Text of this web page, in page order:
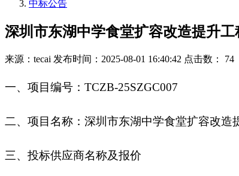
中标公告
深圳市东湖中学食堂扩容改造提升
来源：tecai 发布时间：2025-08-01 16:40:42 点击数： 74
一、项目编号：TCZB-25SZGC007
二、项目名称：深圳市东湖中学食堂扩容改造
三、投标供应商名称及报价